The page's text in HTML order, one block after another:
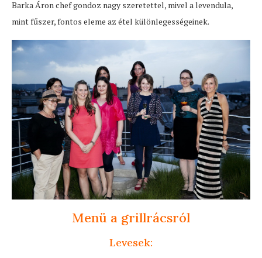
Barka Áron chef gondoz nagy szeretettel, mivel a levendula,
mint fűszer, fontos eleme az étel különlegességeinek.
Menü a grillrácsról
Levesek: